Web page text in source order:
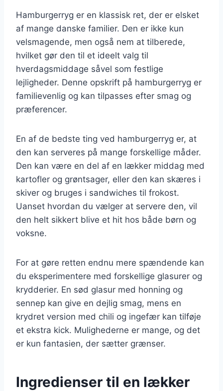
Hamburgerryg er en klassisk ret, der er elsket
af mange danske familier. Den er ikke kun
velsmagende, men også nem at tilberede,
hvilket gør den til et ideelt valg til
hverdagsmiddage såvel som festlige
lejligheder. Denne opskrift på hamburgerryg er
familievenlig og kan tilpasses efter smag og
præferencer.
En af de bedste ting ved hamburgerryg er, at
den kan serveres på mange forskellige måder.
Den kan være en del af en lækker middag med
kartofler og grøntsager, eller den kan skæres i
skiver og bruges i sandwiches til frokost.
Uanset hvordan du vælger at servere den, vil
den helt sikkert blive et hit hos både børn og
voksne.
For at gøre retten endnu mere spændende kan
du eksperimentere med forskellige glasurer og
krydderier. En sød glasur med honning og
sennep kan give en dejlig smag, mens en
krydret version med chili og ingefær kan tilføje
et ekstra kick. Mulighederne er mange, og det
er kun fantasien, der sætter grænser.
Ingredienser til en lækker